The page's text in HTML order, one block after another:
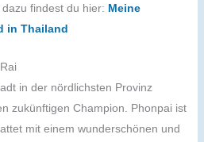
findest du hier: Meine
in Thailand
in der nördlichsten Provinz
zukünftigen Champion. Phonpai ist
mit einem wunderschönen und